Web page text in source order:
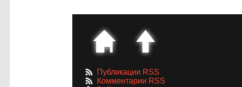
Публикации RSS
Комментарии RSS